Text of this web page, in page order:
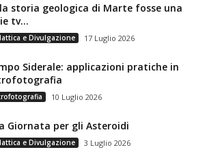
la storia geologica di Marte fosse una
tv…
e Divulgazione 17 Luglio 2026
Siderale: applicazioni pratiche in
10 Luglio 2026
Giornata per gli Asteroidi
e Divulgazione 3 Luglio 2026